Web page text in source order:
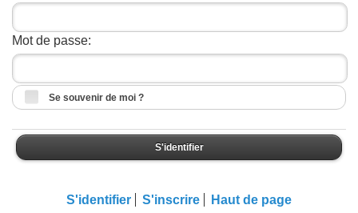
Mot de passe:
Se souvenir de moi ?
S'identifier
S'identifier S'inscrire Haut de page